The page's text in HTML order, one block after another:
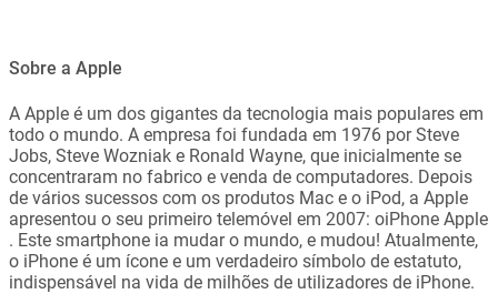
Sobre a Apple
A Apple é um dos gigantes da tecnologia mais populares em
todo o mundo. A empresa foi fundada em 1976 por Steve
Jobs, Steve Wozniak e Ronald Wayne, que inicialmente se
concentraram no fabrico e venda de computadores. Depois
de vários sucessos com os produtos Mac e o iPod, a Apple
apresentou o seu primeiro telemóvel em 2007: oiPhone Apple
. Este smartphone ia mudar o mundo, e mudou! Atualmente,
o iPhone é um ícone e um verdadeiro símbolo de estatuto,
indispensável na vida de milhões de utilizadores de iPhone.